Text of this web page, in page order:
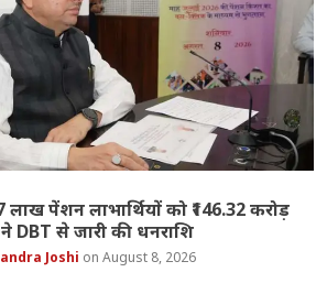
पेंशन लाभार्थियों को ₹146.32 करोड़
DBT से जारी की धनराशि
Joshi August 8, 2026